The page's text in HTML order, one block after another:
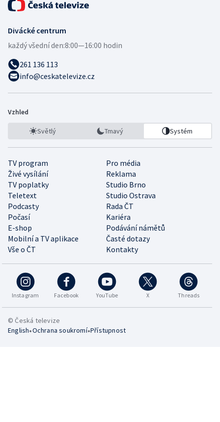
Divácké centrum
každý všední den:8:00—16:00 hodin
261 136 113
info@ceskatelevize.cz
Vzhled
Světlý Tmavý Systém
TV program
Pro média
Živé vysílání
Reklama
TV poplatky
Studio Brno
Teletext
Studio Ostrava
Podcasty
Rada ČT
Počasí
Kariéra
E-shop
Podávání námětů
Mobilní a TV aplikace
Časté dotazy
Vše o ČT
Kontakty
Instagram Facebook YouTube X Threads
© Česká televize
English•Ochrana soukromí•Přístupnost